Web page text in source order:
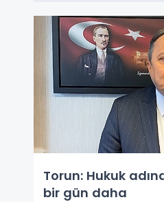
Torun: Hukuk
bir gün daha